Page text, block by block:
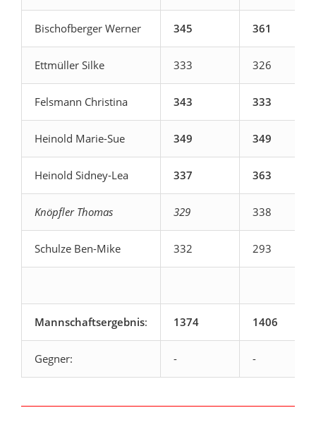
Bischofberger Werner 345 361
Ettmüller Silke 333 326
Felsmann Christina 343 333
Heinold Marie-Sue 349 349
Heinold Sidney-Lea 337 363
Knöpfler Thomas 329 338
Schulze Ben-Mike 332 293
Mannschaftsergebnis: 1374 1406
Gegner: - -